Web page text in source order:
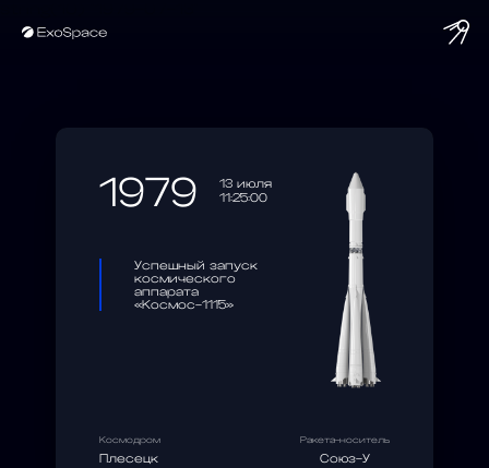
1979
13 июля
11:25:00
Успешный запуск
космического
аппарата
«Космос-1115»
Космодром
Плесецк
Ракета-носитель
Союз-У